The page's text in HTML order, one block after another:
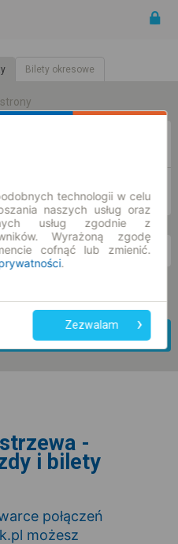
Bilety okresowe
-- : --
-
i bilety
połączeń
możesz
technologii w celu
naszych usług oraz
usług zgodnie z
Wyrażoną zgodę
cofnąć lub zmienić.
.
Zezwalam